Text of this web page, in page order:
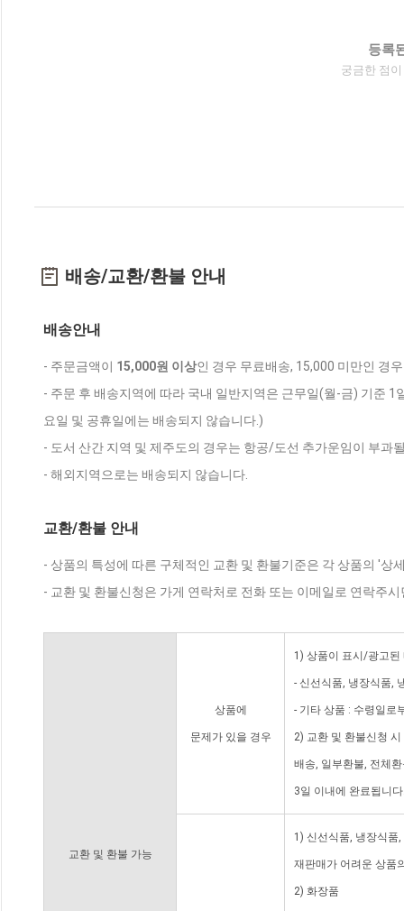
등록
궁금한 점
배송/교환/환불 안내
배송안내
- 주문금액이 15,000원 이상인 경우 무료배송, 15,000 미만인 경
- 주문 후 배송지역에 따라 국내 일반지역은 근무일(월-금) 기준
요일 및 공휴일에는 배송되지 않습니다.)
- 도서 산간 지역 및 제주도의 경우는 항공/도선 추가운임이 부과
- 해외지역으로는 배송되지 않습니다.
교환/환불 안내
- 상품의 특성에 따른 구체적인 교환 및 환불기준은 각 상품의 '상
- 교환 및 환불신청은 가게 연락처로 전화 또는 이메일로 연락주
교환 및 환불 가능
상품에
문제가 있을 경우
1) 상품이 표시/광고된
- 신선식품, 냉장식품,
- 기타 상품 : 수령일로
2) 교환 및 환불신청
배송, 일부환불, 전체
3일 이내에 완료됩니
1) 신선식품, 냉장식품
재판매가 어려운 상품
2) 화장품